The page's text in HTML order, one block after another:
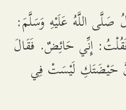
اللَّهُ عَلَيْهِ وَسَلَّمَ:
إِنِّي حَائِضٌ. فَقَالَ
حَيْضَتَكِ لَيْسَتْ فِي